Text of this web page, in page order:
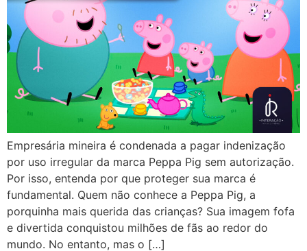
Empresária mineira é condenada a pagar indenização
por uso irregular da marca Peppa Pig sem autorização.
Por isso, entenda por que proteger sua marca é
fundamental. Quem não conhece a Peppa Pig, a
porquinha mais querida das crianças? Sua imagem fofa
e divertida conquistou milhões de fãs ao redor do
mundo. No entanto, mas o […]